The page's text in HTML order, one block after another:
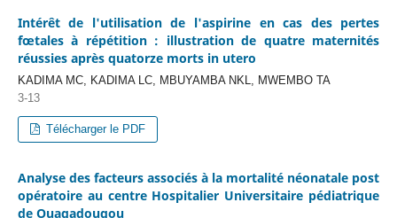
Intérêt de l'utilisation de l'aspirine en cas des pertes
fœtales à répétition : illustration de quatre maternités
réussies après quatorze morts in utero
KADIMA MC, KADIMA LC, MBUYAMBA NKL, MWEMBO TA
3-13
Télécharger le PDF
Analyse des facteurs associés à la mortalité néonatale post
opératoire au centre Hospitalier Universitaire pédiatrique
de Ouagadougou